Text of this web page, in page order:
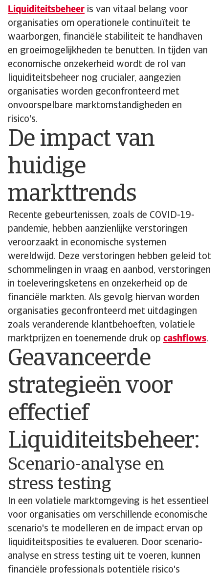
Liquiditeitsbeheer is van vitaal belang voor
organisaties om operationele continuïteit te
waarborgen, financiële stabiliteit te handhaven
en groeimogelijkheden te benutten. In tijden van
economische onzekerheid wordt de rol van
liquiditeitsbeheer nog crucialer, aangezien
organisaties worden geconfronteerd met
onvoorspelbare marktomstandigheden en
risico's.
De impact van
huidige
markttrends
Recente gebeurtenissen, zoals de COVID-19-
pandemie, hebben aanzienlijke verstoringen
veroorzaakt in economische systemen
wereldwijd. Deze verstoringen hebben geleid tot
schommelingen in vraag en aanbod, verstoringen
in toeleveringsketens en onzekerheid op de
financiële markten. Als gevolg hiervan worden
organisaties geconfronteerd met uitdagingen
zoals veranderende klantbehoeften, volatiele
marktprijzen en toenemende druk op cashflows.
Geavanceerde
strategieën voor
effectief
Liquiditeitsbeheer:
Scenario-analyse en
stress testing
In een volatiele marktomgeving is het essentieel
voor organisaties om verschillende economische
scenario's te modelleren en de impact ervan op
liquiditeitsposities te evalueren. Door scenario-
analyse en stress testing uit te voeren, kunnen
financiële professionals potentiële risico's